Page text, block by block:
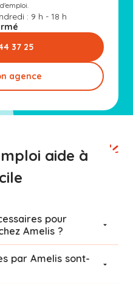
: 9 h - 18 h
37 25
agence
aide à
pour
Amelis ?
par Amelis sont-